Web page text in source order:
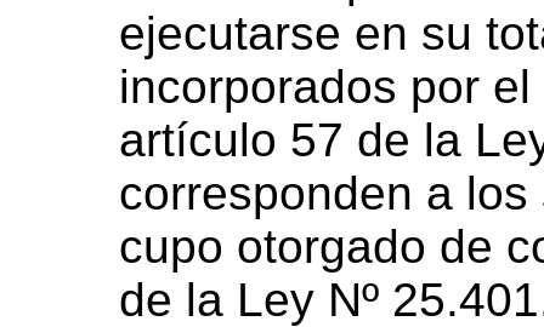
ejecutarse en su
incorporados por
artículo 57 de la
corresponden a
cupo otorgado de
de la Ley Nº